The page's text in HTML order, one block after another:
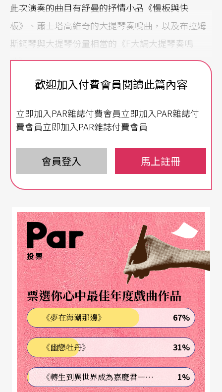
此次演奏的曲目有舒曼的抒情小品《慢板與快
板》、蕭士塔高維奇的大提琴奏鳴曲，以及布拉姆
斯鋼琴與大提琴份量相當的《F大調大提琴奏鳴
曲》。
所選擇的曲目分屬不同年代、區域作曲家所創作，
各有其特色。透過這次精心安排的曲目，再加上張
正傑風趣幽默的「講座音樂會」的解說，相信聽衆
歡迎加入付費會員閱讀此篇內容
立即加入PAR雜誌付費會員立即加入PAR雜誌付
費會員立即加入PAR雜誌付費會員
會員登入 馬上註冊
投票
票選你心中最佳年度戲曲作品
《夢在海潮那邊》 67%
《幽戀牡丹》 31%
《轉生到異世界成為嘉慶君—發現我的祖先是詐騙集團!?》 1%